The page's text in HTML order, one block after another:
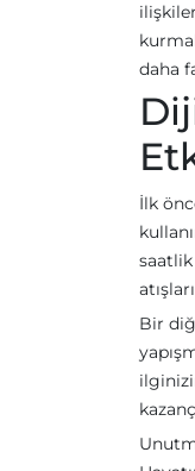
daha
İlk
Bir